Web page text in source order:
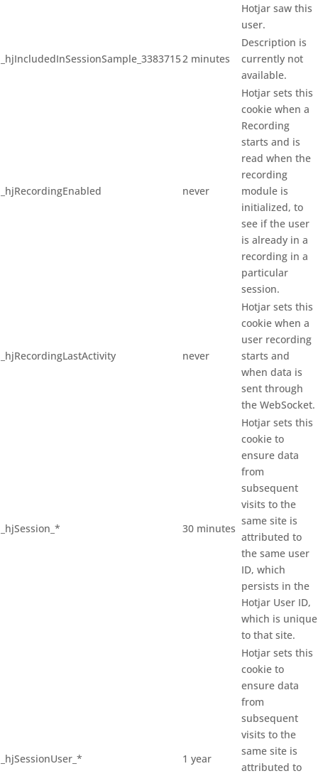
Hotjar saw this
user.
_hjIncludedInSessionSample_33837152 minutes
Description is
currently not
available.
_hjRecordingEnabled never
Hotjar sets this
cookie when a
Recording
starts and is
read when the
recording
module is
initialized, to
see if the user
is already in a
recording in a
particular
session.
_hjRecordingLastActivity never
Hotjar sets this
cookie when a
user recording
starts and
when data is
sent through
the WebSocket.
_hjSession_* 30 minutes
Hotjar sets this
cookie to
ensure data
from
subsequent
visits to the
same site is
attributed to
the same user
ID, which
persists in the
Hotjar User ID,
which is unique
to that site.
_hjSessionUser_* 1 year
Hotjar sets this
cookie to
ensure data
from
subsequent
visits to the
same site is
attributed to